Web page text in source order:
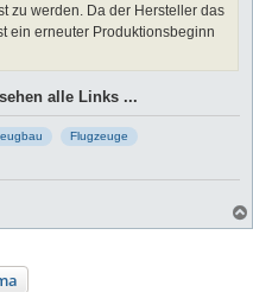
zu werden. Da der Hersteller das
ein erneuter Produktionsbeginn
sehen alle Links ...
Flugzeuge